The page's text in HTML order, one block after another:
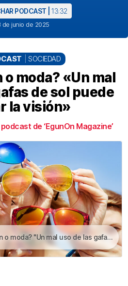
PODCAST | 13:32
de junio de 2025
SOCIEDAD
moda? «Un mal
de sol puede
la visión»
de ‘EgunOn Magazine’
gafas de sol puede dañar la visión" | ¿Protección o moda? «Un mal uso de las gafas de sol puede dañar la visión»